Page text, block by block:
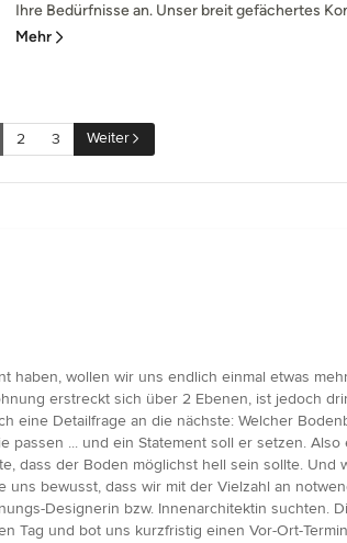
Ihre Bedürfnisse an. Unser breit gefächertes
Mehr
2 3 Weiter
wollen wir uns endlich einmal etwas
erstreckt sich über 2 Ebenen, ist jedoch
eine Detailfrage an die nächste: Welcher
... und ein Statement soll er setzen.
dass der Boden möglichst hell sein sollte. Und
bewusst, dass wir mit der Vielzahl an
Designerin bzw. Innenarchitektin suchten.
und bot uns kurzfristig einen Vor-Ort-